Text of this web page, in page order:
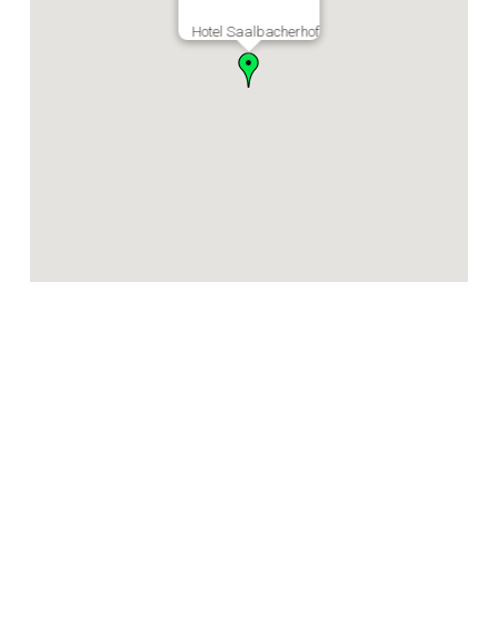
Hotel Saalbacherhof